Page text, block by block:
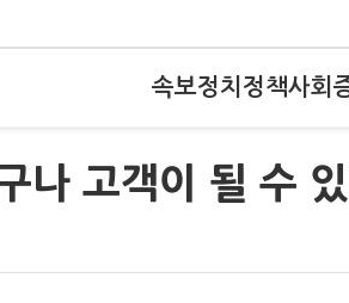
속보정치 정책사회
나 고객이 될 수